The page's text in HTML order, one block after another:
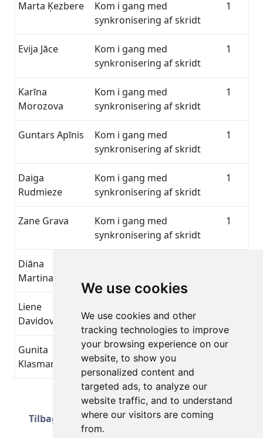
We use cookies
We use cookies and other
tracking technologies to improve
your browsing experience on our
website, to show you
personalized content and
targeted ads, to analyze our
website traffic, and to understand
where our visitors are coming
from.
Marta Ķezbere
Kom i gang med
synkronisering af skridt
1
Evija Jāce
Kom i gang med
synkronisering af skridt
1
Karīna
Morozova
Kom i gang med
synkronisering af skridt
1
Guntars Apīnis
Kom i gang med
synkronisering af skridt
1
Daiga
Rudmieze
Kom i gang med
synkronisering af skridt
1
Zane Grava
Kom i gang med
synkronisering af skridt
1
Diāna
Martinaite
Liene
Davidovska
synkronisering af skridt
Gunita
Klasmane
Kom i gang med
synkronisering af skridt
1
Tilbage
Side 3 af 51
Samlet 1251 Præstationer
Næste